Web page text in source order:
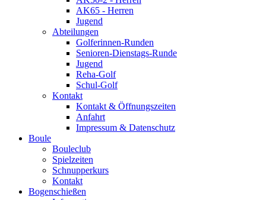
AK65 - Herren
Jugend
Abteilungen
Golferinnen-Runden
Senioren-Dienstags-Runde
Jugend
Reha-Golf
Schul-Golf
Kontakt
Kontakt & Öffnungszeiten
Anfahrt
Impressum & Datenschutz
Boule
Bouleclub
Spielzeiten
Schnupperkurs
Kontakt
Bogenschießen